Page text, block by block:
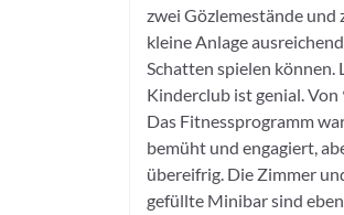
zwei Gözlemestände und
kleine Anlage
Schatten spielen können.
Kinderclub ist genial.
Das Fitnessprogramm
bemüht und engagiert,
übereifrig. Die Zimmer
gefüllte Minibar sind